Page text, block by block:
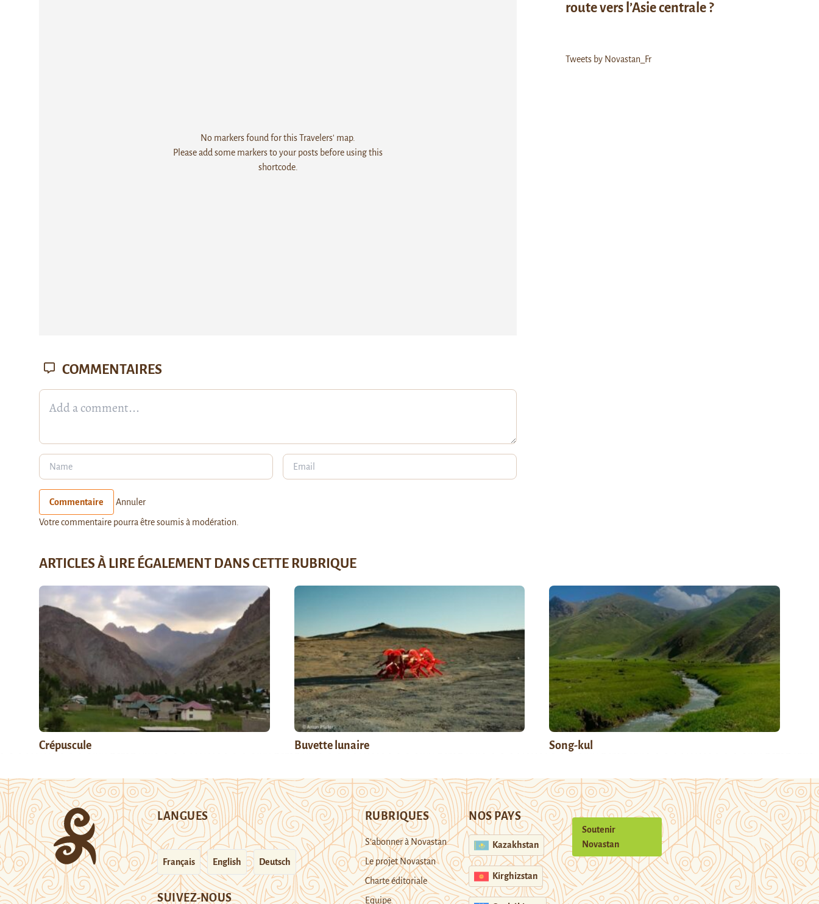
No markers found for this Travelers' map.
Please add some markers to your posts before using this
shortcode.
route vers l’Asie centrale ?
Tweets by Novastan_Fr
COMMENTAIRES
Commentaire Annuler
Votre commentaire pourra être soumis à modération.
ARTICLES À LIRE ÉGALEMENT DANS CETTE RUBRIQUE
Crépuscule Buvette lunaire Song-kul
LANGUES
Français English Deutsch
SUIVEZ-NOUS
RUBRIQUES
S’abonner à Novastan
Le projet Novastan
Charte éditoriale
Equipe
NOS PAYS
Kazakhstan
Kirghizstan
Soutenir
Novastan